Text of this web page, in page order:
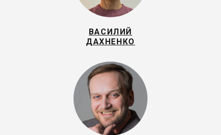
ВАСИЛИЙ
ДАХНЕНКО